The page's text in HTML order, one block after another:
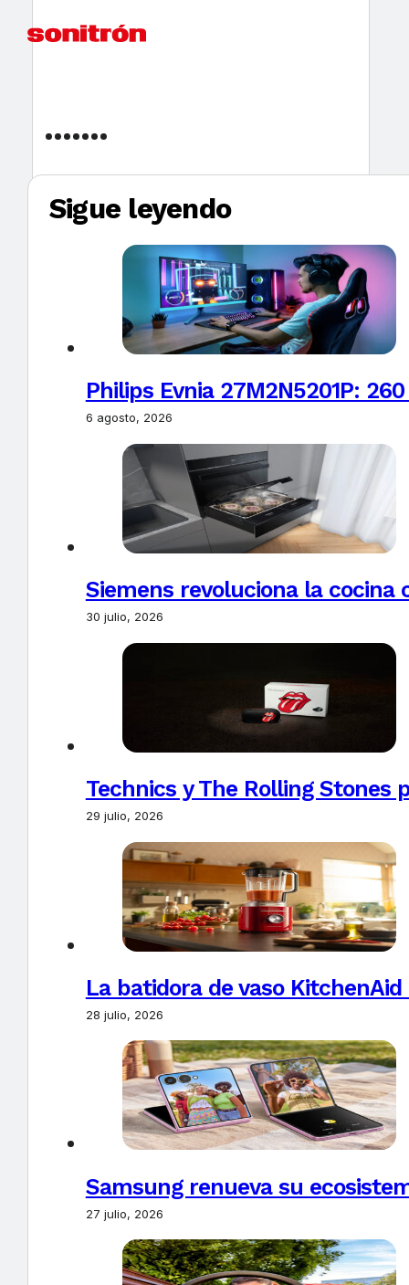
Sigue leyendo
Philips Evnia 27M2N5201P:
6 agosto, 2026
Siemens revoluciona la
30 julio, 2026
Technics y The Rolling Stones
29 julio, 2026
La batidora de vaso
28 julio, 2026
Samsung renueva su
27 julio, 2026